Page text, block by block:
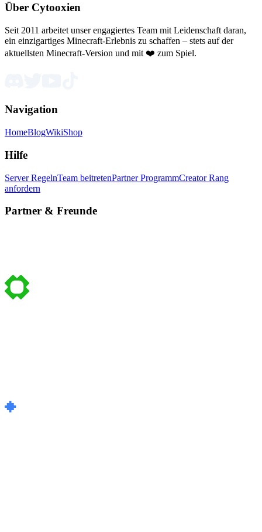
Über Cytooxien
Seit 2011 arbeitet unser engagiertes Team mit Leidenschaft daran,
ein einzigartiges Minecraft-Erlebnis zu schaffen – stets auf der
aktuellsten Minecraft-Version und mit ❤️ zum Spiel.
Navigation
HomeBlogWikiShop
Hilfe
Server RegelnTeam beitretenPartner ProgrammCreator Rang
anfordern
Partner & Freunde